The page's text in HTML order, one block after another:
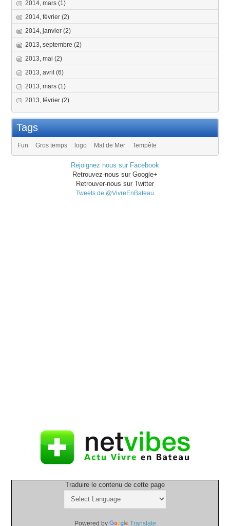
2014, mars(1)
2014, février(2)
2014, janvier(2)
2013, septembre(2)
2013, mai(2)
2013, avril(6)
2013, mars(1)
2013, février(2)
Tags
Fun Gros temps logo Mal de Mer Tempête
Rejoignez nous sur Facebook
Retrouvez-nous sur Google+
Retrouver-nous sur Twitter
Tweets de @VivreEnBateau
Traduire le contenu de cette page
Powered by Translate